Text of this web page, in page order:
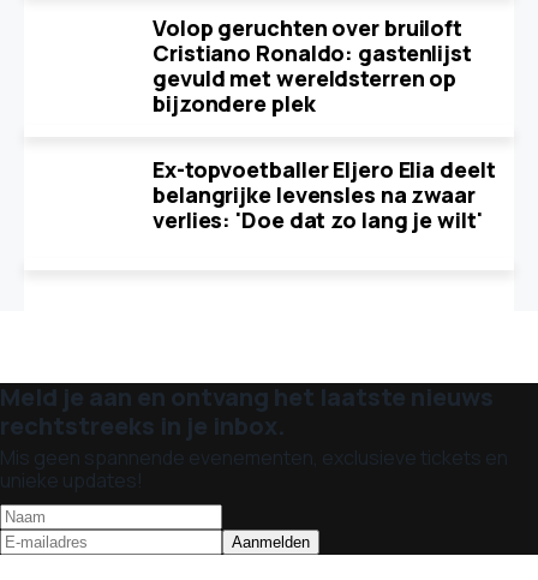
Volop geruchten over bruiloft
Cristiano Ronaldo: gastenlijst
gevuld met wereldsterren op
bijzondere plek
Ex-topvoetballer Eljero Elia deelt
belangrijke levensles na zwaar
verlies: 'Doe dat zo lang je wilt'
Meld je aan en ontvang het laatste nieuws
rechtstreeks in je inbox.
Mis geen spannende evenementen, exclusieve tickets en
unieke updates!